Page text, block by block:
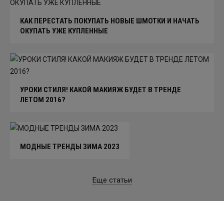
КАК ПЕРЕСТАТЬ ПОКУПАТЬ НОВЫЕ ШМОТКИ И НАЧАТЬ
ОКУПАТЬ УЖЕ КУПЛЕННЫЕ
УРОКИ СТИЛЯ! КАКОЙ МАКИЯЖ БУДЕТ В ТРЕНДЕ
ЛЕТОМ 2016?
МОДНЫЕ ТРЕНДЫ ЗИМА 2023
Еще статьи